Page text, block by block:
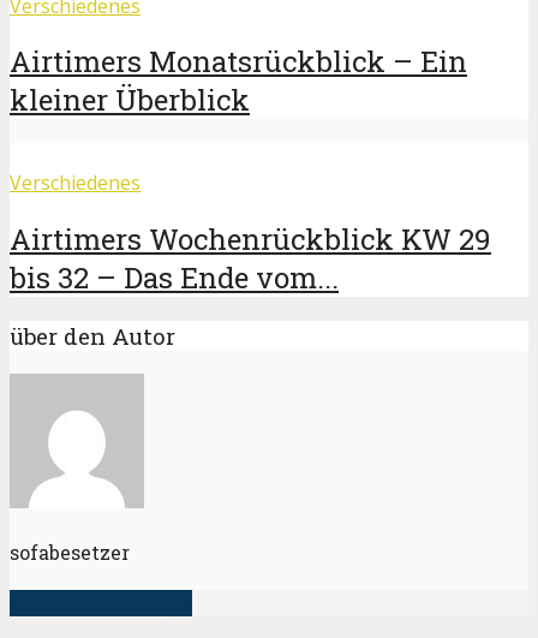
Verschiedenes
Airtimers Monatsrückblick – Ein
kleiner Überblick
Verschiedenes
Airtimers Wochenrückblick KW 29
bis 32 – Das Ende vom...
über den Autor
sofabesetzer